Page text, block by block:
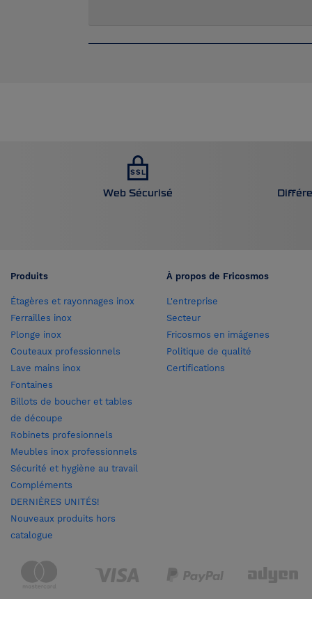
Web Sécurisé
Produits
Étagères et rayonnages inox
Ferrailles inox
Plonge inox
Couteaux professionnels
Lave mains inox
Fontaines
Billots de boucher et tables
de découpe
Robinets profesionnels
Meubles inox professionnels
Sécurité et hygiène au travail
Compléments
DERNIÈRES UNITÉS!
Nouveaux produits hors
catalogue
À propos de Fricosmos
L'entreprise
Secteur
Fricosmos en imágenes
Politique de qualité
Certifications